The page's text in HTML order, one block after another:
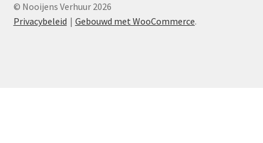
© Nooijens Verhuur 2026
Privacybeleid
Gebouwd met WooCommerce.